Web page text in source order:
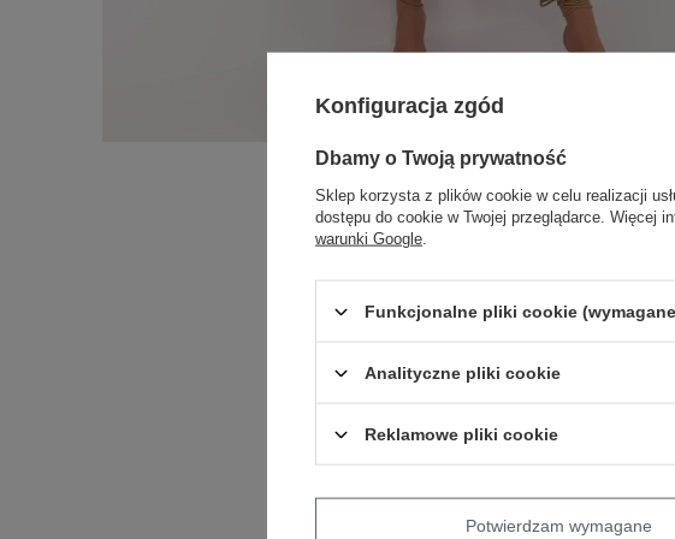
Konfiguracja zgód
Dbamy o Twoją prywatność
Sklep korzysta z plików cookie w celu realizacji
dostępu do cookie w Twojej przeglądarce. Więcej
warunki Google
Funkcjonalne pliki cookie
Analityczne pliki cookie
Reklamowe pliki cookie
Potwierdzam wymagane